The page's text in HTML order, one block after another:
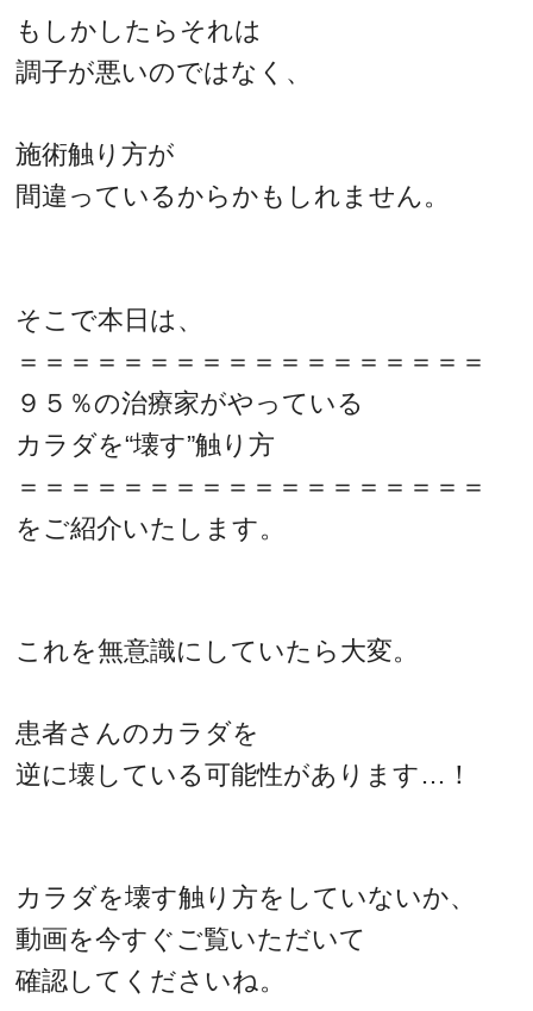
もしかしたらそれは
調子が悪いのではなく、
施術触り方が
間違っているからかもしれません。
そこで本日は、
＝＝＝＝＝＝＝＝＝＝＝＝＝＝＝＝＝＝
９５％の治療家がやっている
カラダを“壊す”触り方
＝＝＝＝＝＝＝＝＝＝＝＝＝＝＝＝＝＝
をご紹介いたします。
これを無意識にしていたら大変。
患者さんのカラダを
逆に壊している可能性があります…！
カラダを壊す触り方をしていないか、
動画を今すぐご覧いただいて
確認してくださいね。